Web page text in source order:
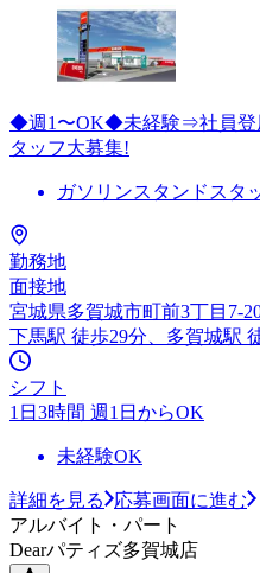
◆週1〜OK◆未経験⇒社員登
タッフ大募集!
ガソリンスタンドスタ
勤務地
面接地
宮城県多賀城市町前3丁目7-
下馬駅 徒歩29分、多賀城駅
シフト
1日3時間 週1日からOK
未経験OK
詳細を見る
応募画面に進む
アルバイト・パート
Dearパティズ多賀城店